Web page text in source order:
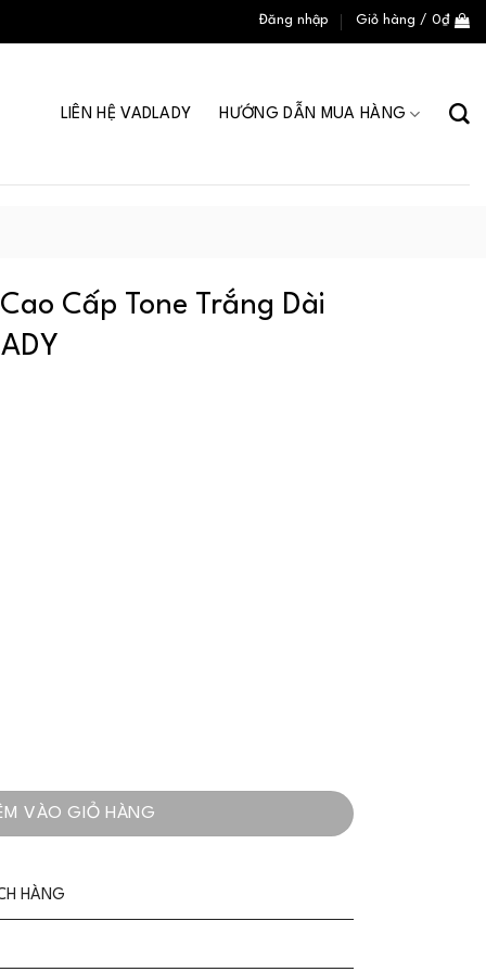
Đăng nhập Giỏ hàng / 0₫
LIÊN HỆ VADLADY HƯỚNG DẪN MUA HÀNG
Cấp Tone Trắng Dài
VÀO GIỎ HÀNG
HÀNG